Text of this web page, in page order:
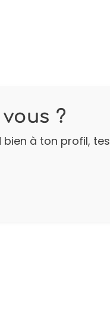
?
à ton profil, tes